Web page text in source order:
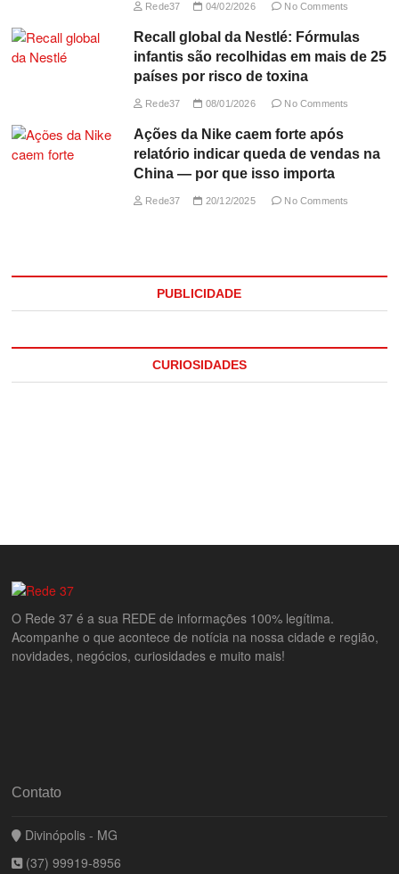
Rede37 04/02/2026 No Comments
Recall global da Nestlé: Fórmulas
infantis são recolhidas em mais de 25
países por risco de toxina
Rede37 08/01/2026 No Comments
Ações da Nike caem forte após
relatório indicar queda de vendas na
China — por que isso importa
Rede37 20/12/2025 No Comments
PUBLICIDADE
CURIOSIDADES
O Rede 37 é a sua REDE de informações 100% legítima.
Acompanhe o que acontece de notícia na nossa cidade e região,
novidades, negócios, curiosidades e muito mais!
Contato
Divinópolis - MG
(37) 99919-8956